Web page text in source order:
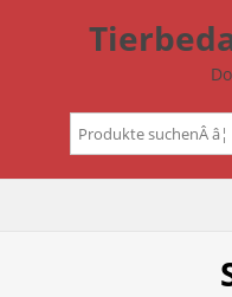
Suchen
nach: